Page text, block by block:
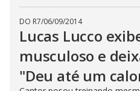
DO R7/06/09/2014
Lucas Lucco
musculoso e
"Deu até um